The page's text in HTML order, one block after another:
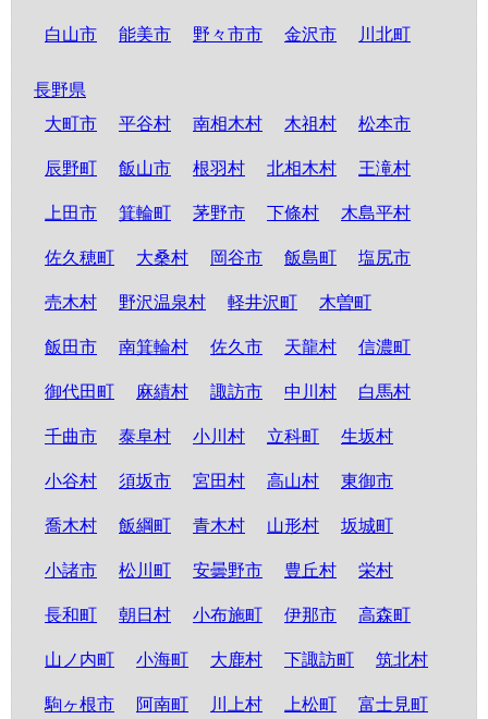
白山市 能美市 野々市市 金沢市 川北町
長野県
大町市
平谷村 南相木村 木祖村 松本市
辰野町 飯山市 根羽村 北相木村 王滝村
上田市 箕輪町 茅野市 下條村 木島平村
佐久穂町 大桑村 岡谷市 飯島町 塩尻市
売木村 野沢温泉村 軽井沢町 木曽町
飯田市 南箕輪村 佐久市 天龍村 信濃町
御代田町 麻績村 諏訪市 中川村 白馬村
千曲市 泰阜村 小川村 立科町 生坂村
小谷村 須坂市 宮田村 高山村 東御市
喬木村 飯綱町 青木村 山形村 坂城町
小諸市 松川町 安曇野市 豊丘村 栄村
長和町 朝日村 小布施町 伊那市 高森町
山ノ内町 小海町 大鹿村 下諏訪町 筑北村
駒ヶ根市 阿南町 川上村 上松町 富士見町